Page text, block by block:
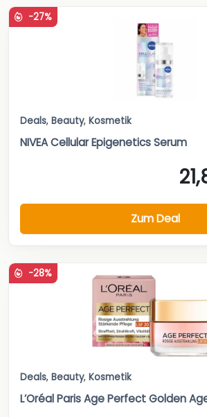
-27%
Deals, Beauty, Kosmetik
NIVEA Cellular Epigenetics Serum
Zum Deal
-28%
Deals, Beauty, Kosmetik
L’Oréal Paris Age Perfect Golden